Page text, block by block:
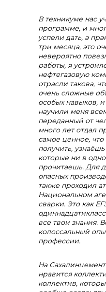
В техникуме нас
программе, и
успели дать, а
три месяца, это
невероятно
работы, я
нефтегазовую
отрасли такова,
очень сложные
особых навыков,
научили меня
переданный от
много лет отдал
самое ценное,
получить,
которые ни в
прочитаешь. Для
опасных
также проходил
Национальном
сварки. Это как
все твои знания.
колоссальный
профессии.
На
нравится
коллектив,